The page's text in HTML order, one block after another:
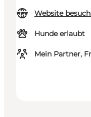
Website
Hunde erlaubt
Mein Partner,